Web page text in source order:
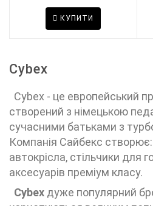
КУПИТИ
Cybex
Cybex - це европейський
створений з німецькою
сучасними батьками з
Компанія Сайбекс створює:
автокрісла, стільчики для
аксесуарів преміум класу.
Cybex дуже популярний